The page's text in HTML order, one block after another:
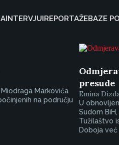
INTERVJUIREPORTAŽEBAZE
Markovića
na području
presude
Emina
U
Sudom
Tužilaštvo
Doboja već